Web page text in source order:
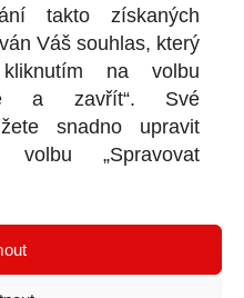
takto získaných
Váš souhlas, který
na volbu
a zavřít“. Své
snadno upravit
„Spravovat
Obchodní
Ochrana